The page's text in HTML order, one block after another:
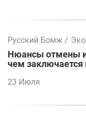
Русский Бомж /
Нюансы отмены
чем заключается
23 Июля